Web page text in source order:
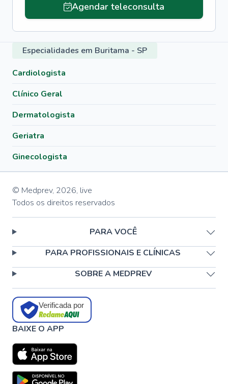
Agendar teleconsulta
Especialidades em Buritama - SP
Cardiologista
Clínico Geral
Dermatologista
Geriatra
Ginecologista
© Medprev, 2026, live
Todos os direitos reservados
PARA VOCÊ
PARA PROFISSIONAIS E CLÍNICAS
SOBRE A MEDPREV
Verificada por
BAIXE O APP